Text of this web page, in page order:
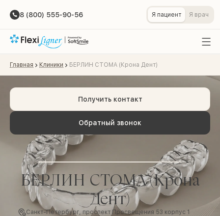
8 (800) 555-90-56 Я пациент Я врач
Главная Клиники БЕРЛИН СТОМА (Крона Дент)
Обратный звонок
Получить контакт
БЕРЛИН СТОМА (Крона
Дент)
Санкт-Петербург, проспект Просвещения 53 корпус 1